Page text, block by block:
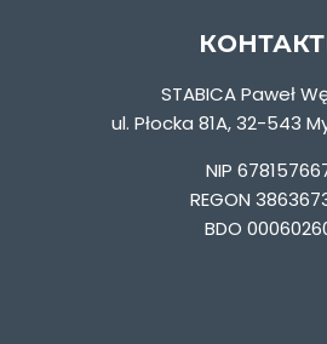
STABICA Paweł
ul. Płocka 81A, 32-543
NIP
REGON
BDO